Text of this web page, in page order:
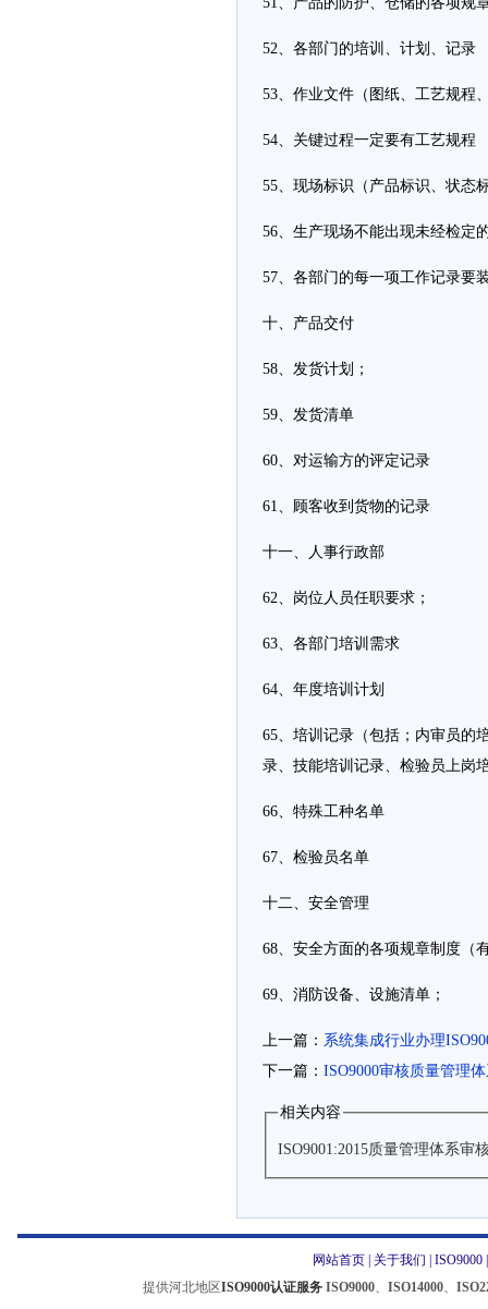
52、各部门的培训、计划、记录
53、作业文件（图纸、工艺规程
54、关键过程一定要有工艺规程
55、现场标识（产品标识、状态
56、生产现场不能出现未经检定
57、各部门的每一项工作记录要
十、产品交付
58、发货计划；
59、发货清单
60、对运输方的评定记录
61、顾客收到货物的记录
十一、人事行政部
62、岗位人员任职要求；
63、各部门培训需求
64、年度培训计划
65、培训记录（包括；内审员的
录、技能培训记录、检验员上岗
66、特殊工种名单
67、检验员名单
十二、安全管理
68、安全方面的各项规章制度（
69、消防设备、设施清单；
上一篇： 系统集成行业办理
下一篇： ISO9000审核质量管理
相关内容
ISO9001:2015质量管理体系审
网站首页| 关于我们 ISO9000
提供河北地区ISO9000认证服务 ISO9000、 ISO14000、